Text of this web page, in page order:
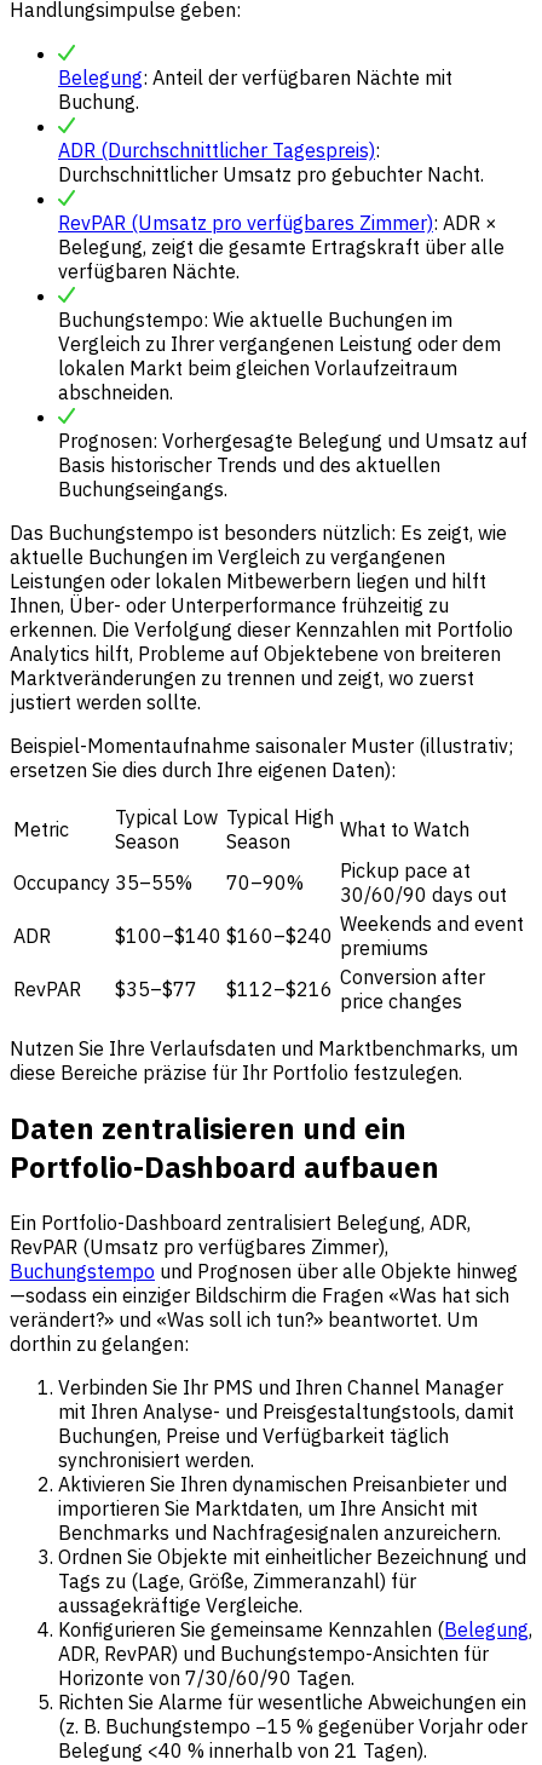
Handlungsimpulse geben:
Belegung: Anteil der verfügbaren Nächte mit
Buchung.
ADR (Durchschnittlicher Tagespreis):
Durchschnittlicher Umsatz pro gebuchter Nacht.
RevPAR (Umsatz pro verfügbares Zimmer): ADR ×
Belegung, zeigt die gesamte Ertragskraft über alle
verfügbaren Nächte.
Buchungstempo: Wie aktuelle Buchungen im
Vergleich zu Ihrer vergangenen Leistung oder dem
lokalen Markt beim gleichen Vorlaufzeitraum
abschneiden.
Prognosen: Vorhergesagte Belegung und Umsatz auf
Basis historischer Trends und des aktuellen
Buchungseingangs.
Das Buchungstempo ist besonders nützlich: Es zeigt, wie
aktuelle Buchungen im Vergleich zu vergangenen
Leistungen oder lokalen Mitbewerbern liegen und hilft
Ihnen, Über- oder Unterperformance frühzeitig zu
erkennen. Die Verfolgung dieser Kennzahlen mit Portfolio
Analytics hilft, Probleme auf Objektebene von breiteren
Marktveränderungen zu trennen und zeigt, wo zuerst
justiert werden sollte.
Beispiel-Momentaufnahme saisonaler Muster (illustrativ;
ersetzen Sie dies durch Ihre eigenen Daten):
Metric
Typical Low
Season
Typical High
Season
What to Watch
Occupancy 35–55% 70–90%
Pickup pace at
30/60/90 days out
ADR
$100–$140 $160–$240 Weekends and event
premiums
RevPAR
$35–$77 $112–$216 Conversion after
price changes
Nutzen Sie Ihre Verlaufsdaten und Marktbenchmarks, um
diese Bereiche präzise für Ihr Portfolio festzulegen.
Daten zentralisieren und ein
Portfolio-Dashboard aufbauen
Ein Portfolio-Dashboard zentralisiert Belegung, ADR,
RevPAR (Umsatz pro verfügbares Zimmer),
Buchungstempo und Prognosen über alle Objekte hinweg
—sodass ein einziger Bildschirm die Fragen «Was hat sich
verändert?» und «Was soll ich tun?» beantwortet. Um
dorthin zu gelangen:
Verbinden Sie Ihr PMS und Ihren Channel Manager
mit Ihren Analyse- und Preisgestaltungstools, damit
Buchungen, Preise und Verfügbarkeit täglich
synchronisiert werden.
Aktivieren Sie Ihren dynamischen Preisanbieter und
importieren Sie Marktdaten, um Ihre Ansicht mit
Benchmarks und Nachfragesignalen anzureichern.
Ordnen Sie Objekte mit einheitlicher Bezeichnung und
Tags zu (Lage, Größe, Zimmeranzahl) für
aussagekräftige Vergleiche.
Konfigurieren Sie gemeinsame Kennzahlen (Belegung,
ADR, RevPAR) und Buchungstempo-Ansichten für
Horizonte von 7/30/60/90 Tagen.
Richten Sie Alarme für wesentliche Abweichungen ein
(z. B. Buchungstempo −15 % gegenüber Vorjahr oder
Belegung <40 % innerhalb von 21 Tagen).